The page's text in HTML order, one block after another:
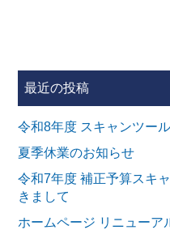
最近の投稿
令和8年度 スキャンツー
夏季休業のお知らせ
令和7年度 補正予算スキ
きまして
ホームページ リニューア